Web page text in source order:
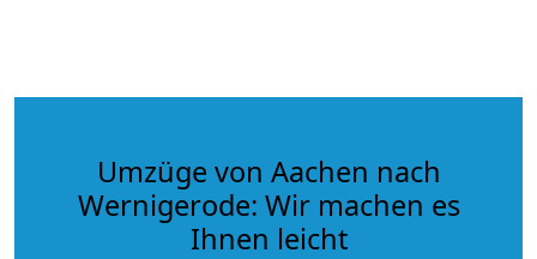
Umzüge von Aachen nach
Wernigerode: Wir machen es
Ihnen leicht